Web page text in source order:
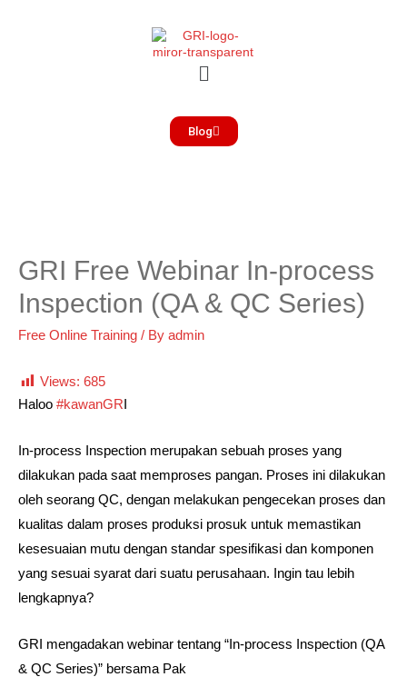
Blog
GRI Free Webinar In-process
Inspection (QA & QC Series)
Free Online Training / By admin
Views: 685
Haloo #kawanGRI
In-process Inspection merupakan sebuah proses yang
dilakukan pada saat memproses pangan. Proses ini dilakukan
oleh seorang QC, dengan melakukan pengecekan proses dan
kualitas dalam proses produksi prosuk untuk memastikan
kesesuaian mutu dengan standar spesifikasi dan komponen
yang sesuai syarat dari suatu perusahaan. Ingin tau lebih
lengkapnya?
GRI mengadakan webinar tentang “In-process Inspection (QA
& QC Series)” bersama Pak